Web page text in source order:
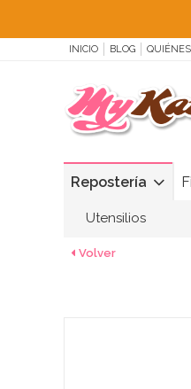
INICIO BLOG
Repostería
Utensilios
Volver